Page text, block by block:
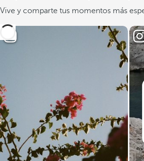
Vive y comparte tus momentos más